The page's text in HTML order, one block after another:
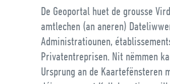
De Geoportal huet de grousse
amtlechen (an aneren)
Administratiounen,
Privatentreprisen. Nit nëmmen
Ursprung an de Kaartefënsteren